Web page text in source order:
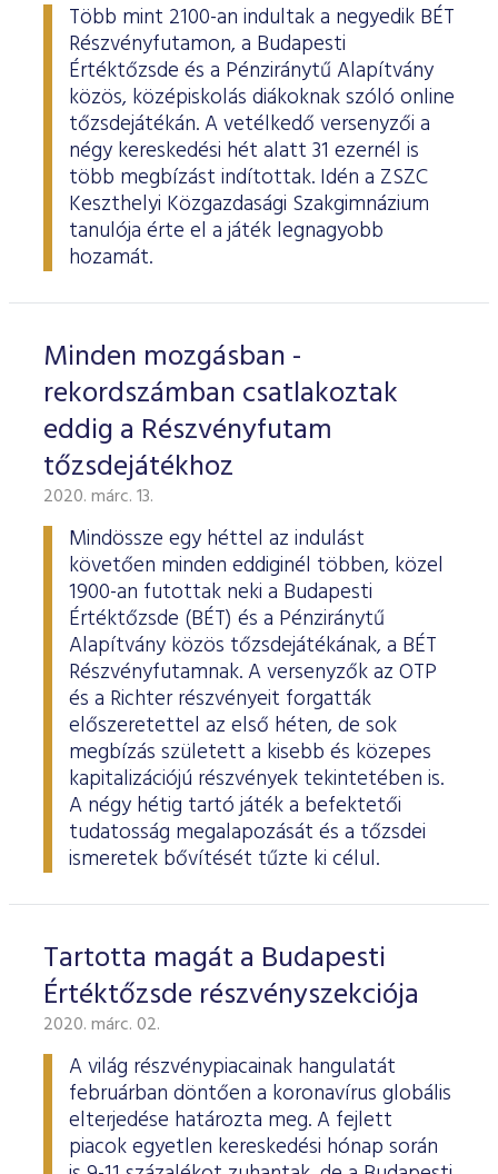
Több mint 2100-an indultak a negyedik BÉT
Részvényfutamon, a Budapesti
Értéktőzsde és a Pénziránytű Alapítvány
közös, középiskolás diákoknak szóló online
tőzsdejátékán. A vetélkedő versenyzői a
négy kereskedési hét alatt 31 ezernél is
több megbízást indítottak. Idén a ZSZC
Keszthelyi Közgazdasági Szakgimnázium
tanulója érte el a játék legnagyobb
hozamát.
Minden mozgásban -
rekordszámban csatlakoztak
eddig a Részvényfutam
tőzsdejátékhoz
2020. márc. 13.
Mindössze egy héttel az indulást
követően minden eddiginél többen, közel
1900-an futottak neki a Budapesti
Értéktőzsde (BÉT) és a Pénziránytű
Alapítvány közös tőzsdejátékának, a BÉT
Részvényfutamnak. A versenyzők az OTP
és a Richter részvényeit forgatták
előszeretettel az első héten, de sok
megbízás született a kisebb és közepes
kapitalizációjú részvények tekintetében is.
A négy hétig tartó játék a befektetői
tudatosság megalapozását és a tőzsdei
ismeretek bővítését tűzte ki célul.
Tartotta magát a Budapesti
Értéktőzsde részvényszekciója
2020. márc. 02.
A világ részvénypiacainak hangulatát
februárban döntően a koronavírus globális
elterjedése határozta meg. A fejlett
piacok egyetlen kereskedési hónap során